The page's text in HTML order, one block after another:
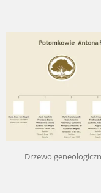
Drzewo